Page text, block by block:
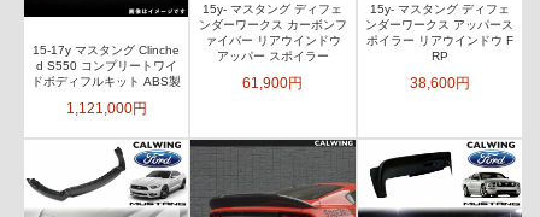
15-17y マスタング Clinche
d S550 コンプリートワイ
ドボディフルキット ABS製
1,121,000円
15y- マスタング ディフェ
ンダーワークス カーボンフ
ァイバー リアウインドウ
アッパー スポイラー
61,900円
15y- マスタング ディフェ
ンダーワークス アッパース
ポイラー リアウインドウ F
RP
38,600円